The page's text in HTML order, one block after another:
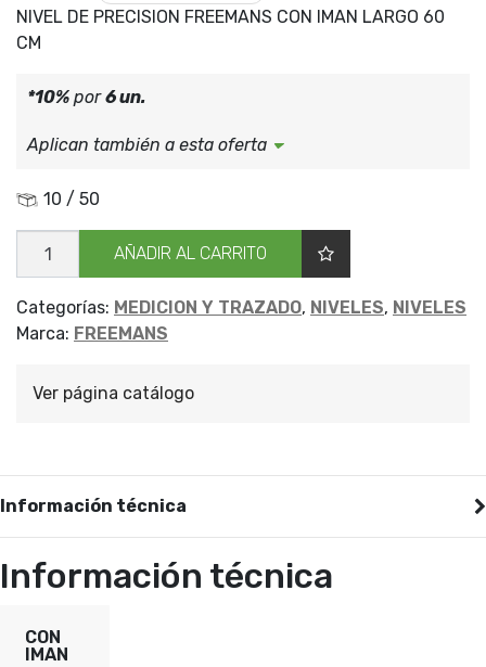
NIVEL DE PRECISION FREEMANS CON IMAN LARGO 60
CM
*10% por6 un.
Aplican también a esta oferta
10 / 50
NIVEL
ALUM
C/IMAN
600
cantidad
AÑADIR AL CARRITO
Categorías: MEDICION Y TRAZADO, NIVELES, NIVELES
Marca: FREEMANS
Ver página catálogo
Información técnica
Información técnica
CON
IMAN